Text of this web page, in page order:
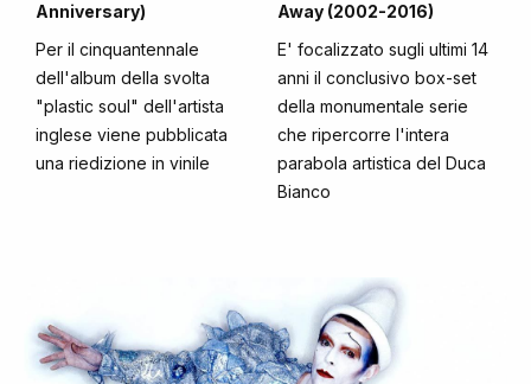
Anniversary)
Per il cinquantennale
dell'album della svolta
"plastic soul" dell'artista
inglese viene pubblicata
una riedizione in vinile
Away (2002-2016)
E' focalizzato sugli ultimi 14
anni il conclusivo box-set
della monumentale serie
che ripercorre l'intera
parabola artistica del Duca
Bianco